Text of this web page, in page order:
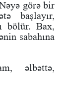
görə bir
başlayır,
bölür. Bax,
sabahına
əlbəttə,